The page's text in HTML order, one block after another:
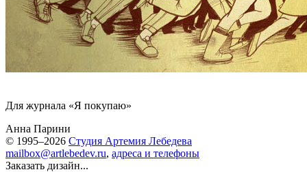
Для журнала «Я покупаю»
Анна Парини
© 1995–2026 Студия Артемия Лебедева
mailbox@artlebedev.ru, адреса и телефоны
Заказать дизайн...